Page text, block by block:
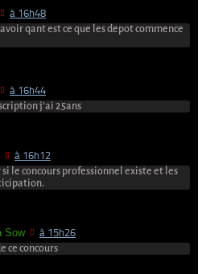
à 16h48
qant est ce que les depot commence
à 16h44
j’ai 25ans
à 16h12
le concours professionnel existe et les
Sow à 15h26
ce concours